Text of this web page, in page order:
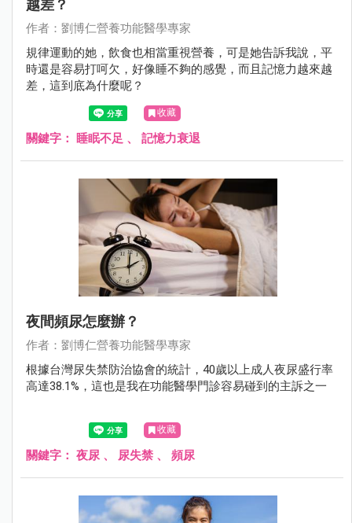
越差？
作者：劉博仁營養功能醫學專家
規律運動的她，飲食也相當重視營養，可是她告訴我說，平
時還是容易打呵欠，好像睡不夠的感覺，而且記憶力越來越
差，這到底為什麼呢？
收藏
關鍵字： 睡眠不足 、 記憶力衰退
夜間頻尿怎麼辦？
作者：劉博仁營養功能醫學專家
根據台灣尿失禁防治協會的統計，40歲以上成人夜尿盛行率
高達38.1%，這也是我在功能醫學門診容易碰到的主訴之一
收藏
關鍵字： 夜尿 、 尿失禁 、 頻尿